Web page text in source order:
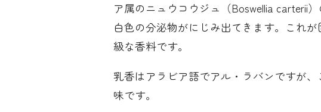
ア属のニュウコウジュ（Boswellia carterii
白色の分泌物がにじみ出てきます。これ
級な香料です。
乳香はアラビア語でアル・ラバンですが
味です。